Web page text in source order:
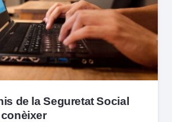
de la Seguretat Social